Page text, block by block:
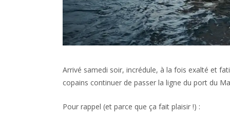
Arrivé samedi soir, incrédule, à la fois exalté et
copains continuer de passer la ligne du port du
Pour rappel (et parce que ça fait plaisir !) :